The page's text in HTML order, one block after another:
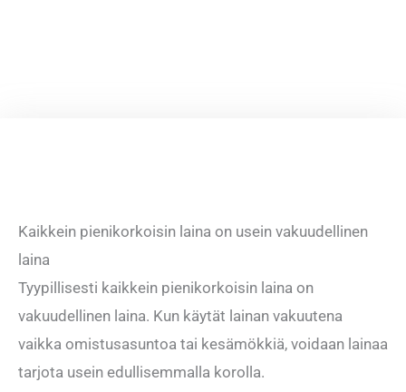
Kaikkein pienikorkoisin laina on usein vakuudellinen
laina
Tyypillisesti kaikkein pienikorkoisin laina on
vakuudellinen laina. Kun käytät lainan vakuutena
vaikka omistusasuntoa tai kesämökkiä, voidaan lainaa
tarjota usein edullisemmalla korolla.